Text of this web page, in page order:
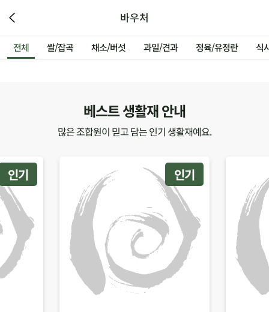
바우처
전체 쌀/잡곡 채소/버섯 과일/견과 정육/유정란 식
베스트 생활재 안내
많은 조합원이 믿고 담는 인기 생활재예요.
인기 인기